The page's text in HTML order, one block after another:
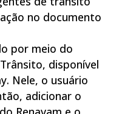
no documento
por meio do
disponível
Nele, o usuário
adicionar o